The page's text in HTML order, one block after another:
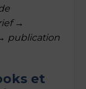
→
publication
et